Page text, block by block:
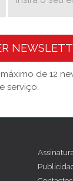
de 12
serviço.